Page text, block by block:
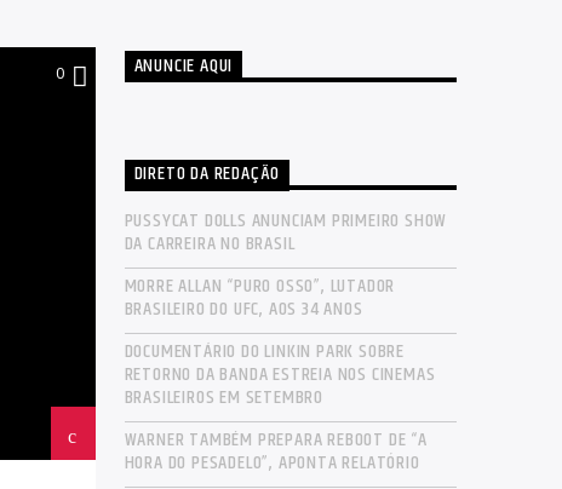
0 ANUNCIE AQUI
DIRETO DA REDAÇÃO
PUSSYCAT DOLLS ANUNCIAM PRIMEIRO SHOW
DA CARREIRA NO BRASIL
MORRE ALLAN “PURO OSSO”, LUTADOR
BRASILEIRO DO UFC, AOS 34 ANOS
DOCUMENTÁRIO DO LINKIN PARK SOBRE
RETORNO DA BANDA ESTREIA NOS CINEMAS
BRASILEIROS EM SETEMBRO
WARNER TAMBÉM PREPARA REBOOT DE “A
HORA DO PESADELO”, APONTA RELATÓRIO